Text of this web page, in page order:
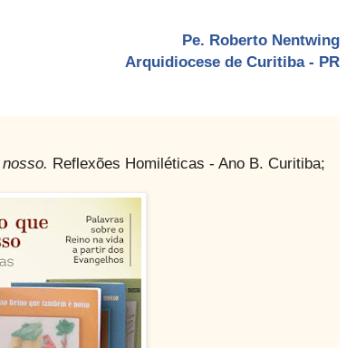
Pe. Roberto Nentwing
Arquidiocese de Curitiba - PR
Reflexões Homiléticas - Ano B. Curitiba;